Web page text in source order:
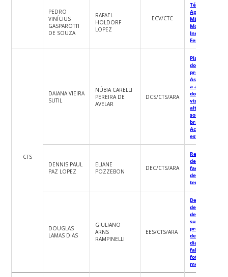
PEDRO
VINÍCIUS
GASPAROTTI
DE SOUZA
RAFAEL
HOLDORF
LOPEZ
ECV/CTC
Técnicas de
Aprendizado
Máquina para
Indireto de
Ferroviárias
CTS
DAIANA VIEIRA
SUTIL
NÚBIA CARELLI
PEREIRA DE
AVELAR
DCS/CTS/ARA
Plano de
do bolsista do
projeto
Associação
a
do ambiente
vizinhança e
alterações do
sono em
brasileiros:
Achados do
estudo ELSI-
DENNIS PAUL
PAZ LOPEZ
ELIANE
POZZEBON
DEC/CTS/ARA
de expressão
facial para
de pessoas em
tempo real
DOUGLAS
LAMAS DIAS
GIULIANO
ARNS
RAMPINELLI
EES/CTS/ARA
de planta
de potência
supervisão e
previsão de
desempenho e
diagnóstico de
falhas em
fotovoltaicas
módulos